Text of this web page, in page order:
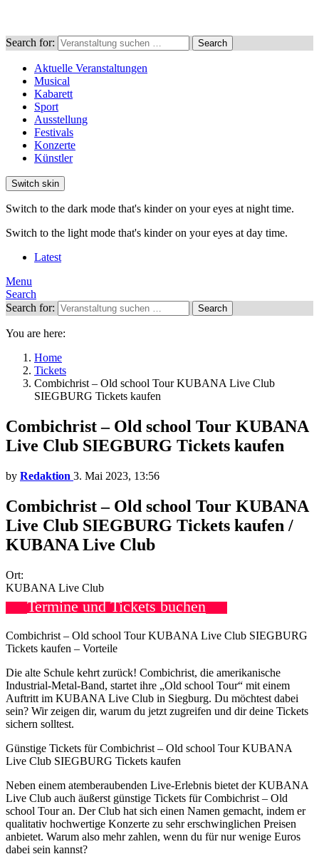
Search for: Search
Aktuelle Veranstaltungen
Musical
Kabarett
Sport
Ausstellung
Festivals
Konzerte
Künstler
Switch skin
Switch to the dark mode that's kinder on your eyes at night time.
Switch to the light mode that's kinder on your eyes at day time.
Latest
Menu
Search
Search for:
Search
You are here:
Home
Tickets
Combichrist – Old school Tour KUBANA Live Club
SIEGBURG Tickets kaufen
Combichrist – Old school Tour KUBANA
Live Club SIEGBURG Tickets kaufen
by Redaktion 3. Mai 2023, 13:56
Combichrist – Old school Tour KUBANA
Live Club SIEGBURG Tickets kaufen /
KUBANA Live Club
Ort:
KUBANA Live Club
Termine und Tickets buchen
Combichrist – Old school Tour KUBANA Live Club SIEGBURG
Tickets kaufen – Vorteile
Die alte Schule kehrt zurück! Combichrist, die amerikanische
Industrial-Metal-Band, startet ihre „Old school Tour“ mit einem
Auftritt im KUBANA Live Club in Siegburg. Du möchtest dabei
sein? Wir zeigen dir, warum du jetzt zugreifen und dir deine Tickets
sichern solltest.
Günstige Tickets für Combichrist – Old school Tour KUBANA
Live Club SIEGBURG Tickets kaufen
Neben einem atemberaubenden Live-Erlebnis bietet der KUBANA
Live Club auch äußerst günstige Tickets für Combichrist – Old
school Tour an. Der Club hat sich einen Namen gemacht, indem er
qualitativ hochwertige Konzerte zu sehr erschwinglichen Preisen
anbietet. Warum also mehr zahlen, wenn du für nur wenige Euros
dabei sein kannst?